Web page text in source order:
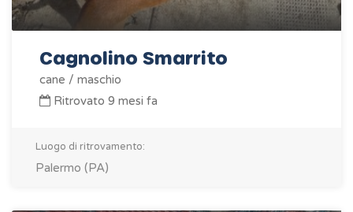
Cagnolino Smarrito
cane / maschio
Ritrovato 9 mesi fa
Luogo di ritrovamento:
Palermo (PA)